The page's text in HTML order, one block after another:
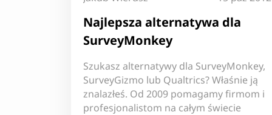
Najlepsza alternatywa dla
SurveyMonkey
Szukasz alternatywy dla SurveyMonkey,
SurveyGizmo lub Qualtrics? Właśnie ją
znalazłeś. Od 2009 pomagamy firmom i
profesjonalistom na całym świecie